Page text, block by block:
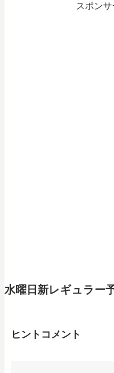
スポンサ
水曜日新レギュラー
ヒントコメント